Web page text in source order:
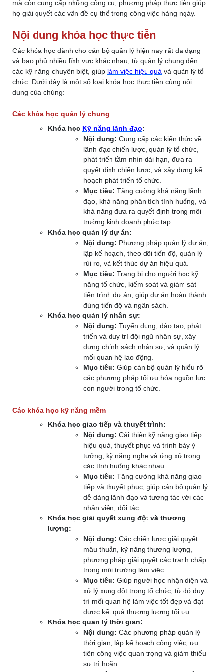
tai nạn lao động.
Mục tiêu:Trang bị kiến thức cho cán
trường làm việc an toàn, bảo vệ sức
khỏe và quyền lợi của người lao động.
Các khóa học về kỹ thuật và công nghệ
Khóa học chuyển đổi số và quản lý công nghệ
thông tin:
chuyển đổi số trong doanh nghiệp, áp
dụng công nghệ mới để cải tiến quy
trình làm việc, và quản lý hệ thống công
nghệ thông tin.
Mục tiêu: Giúp cán bộ quản lý hiểu rõ
các xu hướng công nghệ mới, xây dựng
chiến lược chuyển đổi số trong tổ chức
và tối ưu hóa quy trình kinh doanh.
Khóa học quản lý dữ liệu và phân tích dữ liệu:
Nội dung:Các phương pháp thu thập,
phân tích và ứng dụng dữ liệu trong
quản lý, ra quyết định dựa trên dữ liệu.
Mục tiêu: Cung cấp các kỹ năng phân
tích dữ liệu, giúp cán bộ quản lý đưa ra
quyết định dựa trên thông tin và số liệu
cụ thể.
Các khóa học về phát triển lãnh đạo và khởi nghiệp
Khóa học lãnh đạo:
Nội dung:Cung cấp các kỹ năng lãnh đạo
cho môi trường làm việc đa văn hóa và đội
ngũ đa dạng.
Mục tiêu:Giúp cán bộ quản lý phát triển các
kỹ năng lãnh đạo, thúc đẩy sự đổi mới và tạo
dựng môi trường làm việc bao gồm mọi cá
nhân, bất kể sự khác biệt.
Khóa học CEO :
khởi nghiệp, phát triển ý tưởng kinh doanh, và
quản lý doanh nghiệp.
Mục tiêu:
Cung cấp cho các lãnh đạo khả
năng tư duy sáng tạo, khởi tạo và quản lý một
doanh nghiệp với tầm nhìn chiến lược.
Thông qua các khóa học này, cán bộ quản lý không chỉ nắm
bắt được các lý thuyết quản lý mà còn học được cách áp dụng
các kỹ năng vào thực tế, giúp họ giải quyết các vấn đề và tối
ưu hóa hiệu quả công việc trong tổ chức.
Lợi ích của khóa học đối với cán bộ
Khóa học dành cho cán bộ quản lý mang lại nhiều lợi ích thiết
thực, không chỉ giúp nâng cao năng lực cá nhân mà còn góp
phần vào sự phát triển chung của tổ chức. Cụ thể, các lợi ích
Nâng cao năng lực chuyên môn:
Cung cấp kiến thức mới nhất về các
phương pháp và xu hướng quản lý hiện
đại.
Giúp cán bộ quản lý hiểu rõ hơn về các
quy trình, công cụ quản lý và cách áp
dụng chúng hiệu quả trong công việc